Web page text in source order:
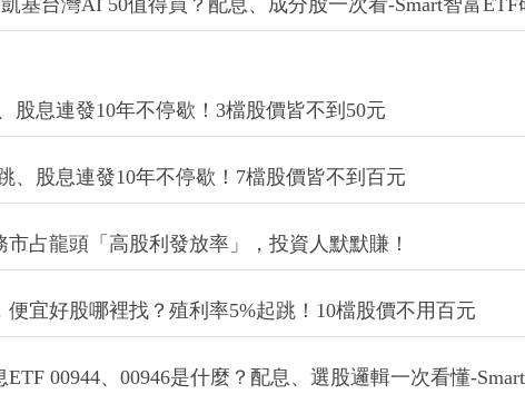
益報酬率為選股指標
基台灣AI 50值得買？配息、成分股一次看-Smart智富ETF
股息連發10年不停歇！3檔股價皆不到50元
、股息連發10年不停歇！7檔股價皆不到百元
占龍頭「高股利發放率」，投資人默默賺！